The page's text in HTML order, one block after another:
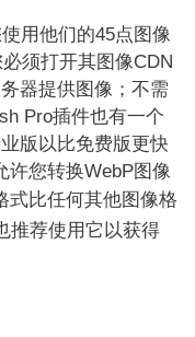
用他们的45点图像
须打开其图像CDN
器提供图像；不需
Pro插件也有一个
版以比免费版更快
许您转换WebP图像
式比任何其他图像格
推荐使用它以获得